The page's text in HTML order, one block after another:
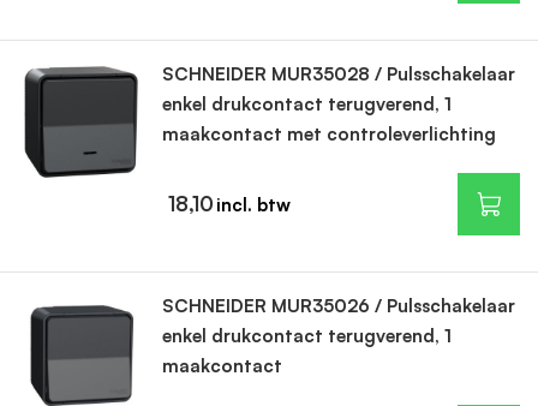
SCHNEIDER MUR35028 / Pulsschakelaar
enkel drukcontact terugverend, 1
maakcontact met controleverlichting
18,10
SCHNEIDER MUR35026 / Pulsschakelaar
enkel drukcontact terugverend, 1
maakcontact